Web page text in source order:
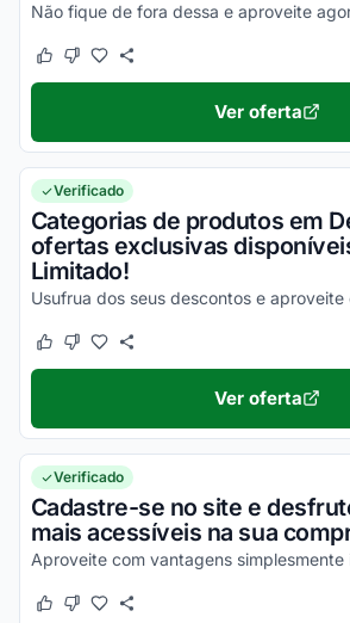
Este cupom funcionou
Este cupom não funcionou
Ver oferta
Verificado
Categorias de produtos em
ofertas exclusivas
Limitado!
Este cupom funcionou
Este cupom não funcionou
Ver oferta
Verificado
Cadastre-se no site e
mais acessíveis na sua
Este cupom funcionou
Este cupom não funcionou